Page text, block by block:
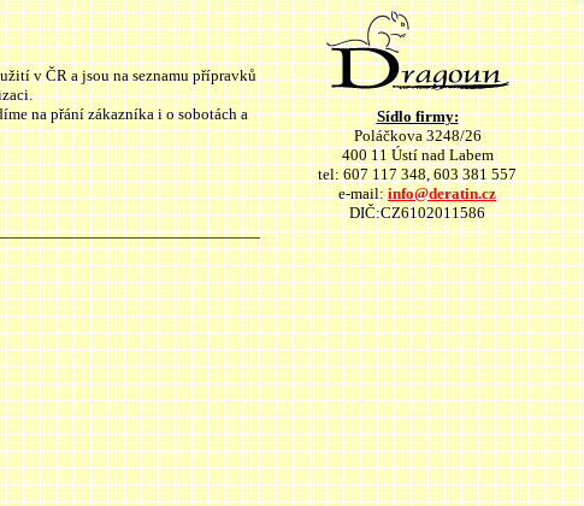
v ČR a jsou na seznamu přípravků
na přání zákazníka i o sobotách a
Sídlo firmy:
Poláčkova 3248/26
400 11 Ústí nad Labem
tel: 607 117 348, 603 381 557
e-mail: info@deratin.cz
DIČ:CZ6102011586